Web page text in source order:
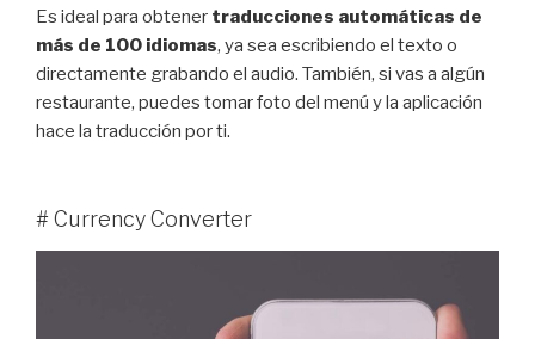
Es ideal para obtener traducciones automáticas de
más de 100 idiomas, ya sea escribiendo el texto o
directamente grabando el audio. También, si vas a algún
restaurante, puedes tomar foto del menú y la aplicación
hace la traducción por ti.
# Currency Converter